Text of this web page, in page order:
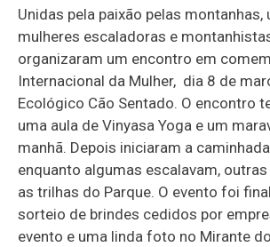
Unidas pela paixão pelas montanhas,
mulheres escaladoras e
organizaram um encontro em
Internacional da Mulher, dia 8 de
Ecológico Cão Sentado. O encontro
uma aula de Vinyasa Yoga e um
manhã. Depois iniciaram a
enquanto algumas escalavam,
as trilhas do Parque. O evento foi
sorteio de brindes cedidos por
evento e uma linda foto no Mirante